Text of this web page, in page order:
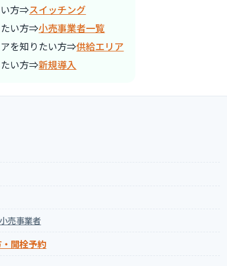
い方⇒スイッチング
たい方⇒小売事業者一覧
を知りたい方⇒供給エリア
たい方⇒新規導入
売事業者
開栓予約